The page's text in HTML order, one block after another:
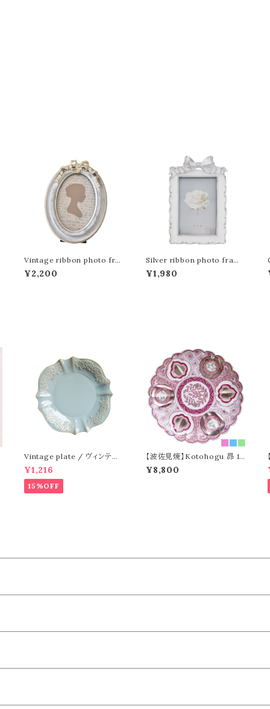
Vintage ribbon photo fra
me / ヴィンテージ リボンフォ
トフレーム
¥2,200
Silver ribbon photo frame
/ シルバーリボンフォトフレー
ム
¥1,980
Vintage plate / ヴィンテー
ジ プレート
¥1,216
15%OFF
【波佐見焼】Kotohogu 昴 18
cm
¥8,800